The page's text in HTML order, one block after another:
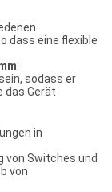
dass eine flexible
:
sodass er
das Gerät
in
von Switches und
von